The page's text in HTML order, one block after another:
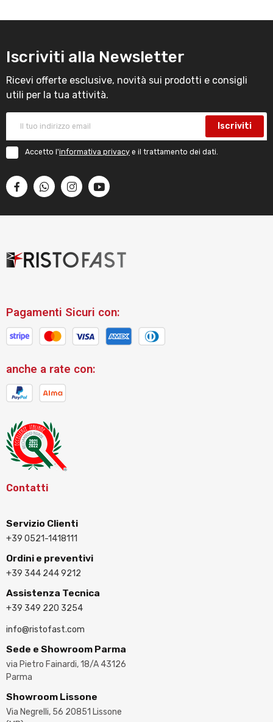
Iscriviti alla Newsletter
Ricevi offerte esclusive, novità sui prodotti e consigli
utili per la tua attività.
Iscriviti
Accetto l'informativa privacy e il trattamento dei dati.
Pagamenti Sicuri con:
anche a rate con:
Contatti
Servizio Clienti
+39 0521-1418111
Ordini e preventivi
+39 344 244 9212
Assistenza Tecnica
+39 349 220 3254
info@ristofast.com
Sede e Showroom Parma
via Pietro Fainardi, 18/A 43126
Parma
Showroom Lissone
Via Negrelli, 56 20851 Lissone